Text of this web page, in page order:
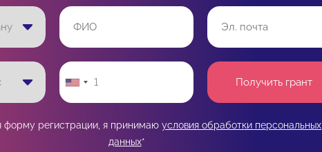
форму регистрации, я принимаюусловия обработки персональных
данных*
Получить грант